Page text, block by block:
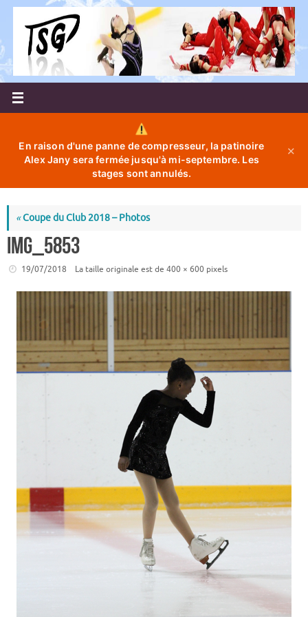
Passer
contenu
En raison d'une panne de compresseur, la patinoire
Alex Jany sera fermée jusqu'à mi-septembre. Les
stages sont annulés.
✕
«Coupe du Club 2018 – Photos
IMG_5853
19/07/2018 La taille originale est de 400 × 600 pixels